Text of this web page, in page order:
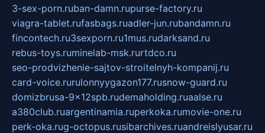
3-sex-porn.ruban-damn.rupurse-factory.ru
viagra-tablet.rufasbags.ruadler-jun.rubandamn.ru
fincontech.ru3sexporn.ru1mus.rudarksand.ru
rebus-toys.ruminelab-msk.rurtdco.ru
seo-prodvizhenie-sajtov-stroitelnyh-kompanij.ru
card-voice.rurulonnyygazon177.rusnow-guard.ru
domizbrusa-9x12spb.rudemaholding.ruaalse.ru
a380club.ruargentinamia.ruperkoka.rumovie-one.ru
perk-oka.rug-octopus.rusibarchives.ruandreislyusar.ru